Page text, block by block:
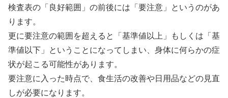
検査表の「良好範囲」の前後には「要注意」というのがあ
ります。
更に要注意の範囲を超えると「基準値以上」もしくは「基
準値以下」ということになってしまい、身体に何らかの症
状が起こる可能性があります。
要注意に入った時点で、食生活の改善や日用品などの見直
しが必要になります。